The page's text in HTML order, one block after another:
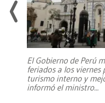
El Gobierno de Perú
feriados a los
turismo interno y
informó el ministro...